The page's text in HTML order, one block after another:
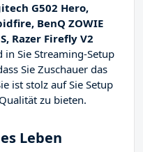
G502 Hero,
BenQ ZOWIE
Razer Firefly V2
in Sie Streaming-Setup
Sie Zuschauer das
ist stolz auf Sie Setup
zu bieten.
Leben